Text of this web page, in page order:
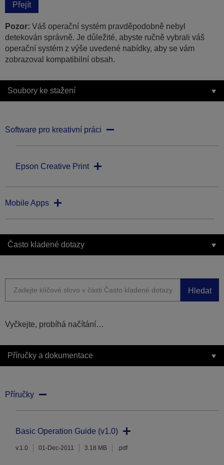
Přejít
Pozor: Váš operační systém pravděpodobně nebyl
detekován správně. Je důležité, abyste ručně vybrali váš
operační systém z výše uvedené nabídky, aby se vám
zobrazoval kompatibilní obsah.
Soubory ke stažení
Software pro kreativní práci
Epson Creative Print
Mobile Apps
Často kladené dotazy
Hledat
Vyčkejte, probíhá načítání…
Příručky a dokumentace
Příručky
Basic Operation Guide (v1.0)
v.1.0 01-Dec-2011 3.18 MB .pdf